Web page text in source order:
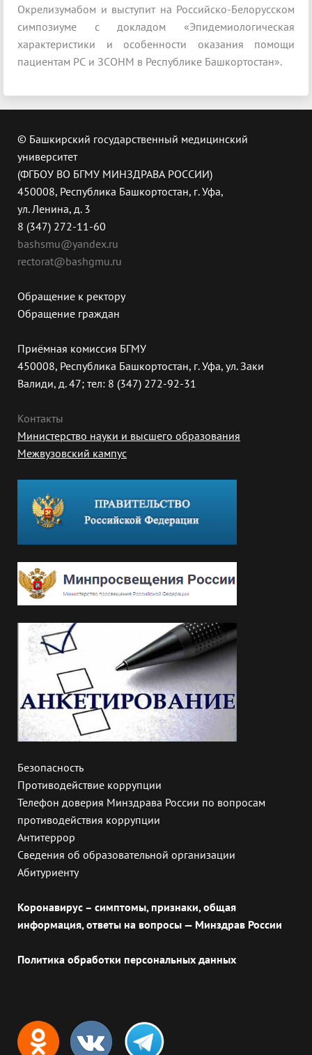
Окрелизумабом и выступит на Российско-Белорусском
симпозиуме с докладом «Эпидемиологическая
характеристики и особенности оказания помощи
пациентам РС и ЗСОНМ в Республике Башкортостан».
© Башкирский государственный медицинский
университет
(ФГБОУ ВО БГМУ МИНЗДРАВА РОССИИ)
450008, Республика Башкортостан, г. Уфа,
ул. Ленина, д. 3
8 (347) 272-11-60
bashsmu@yandex.ru
rectorat@bashgmu.ru
Обращение к ректору
Обращение граждан
Приёмная комиссия БГМУ
450008, Республика Башкортостан, г. Уфа, ул. Заки
Валиди, д. 47; тел: 8 (347) 272-92-31
Контакты
Министерство науки и высшего образования
Межвузовский кампус
Безопасность
Противодействие коррупции
Телефон доверия Минздрава России по вопросам
противодействия коррупции
Антитеррор
Сведения об образовательной организации
Абитуриенту
Коронавирус – симптомы, признаки, общая
информация, ответы на вопросы — Минздрав России
Политика обработки персональных данных